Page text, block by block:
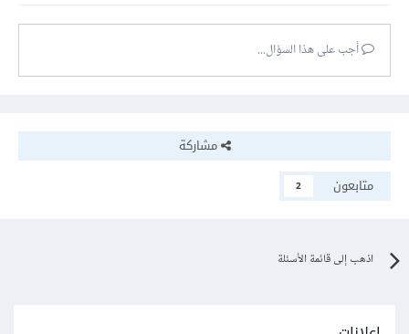
أجب على هذا السؤال...
مشاركة
متابعون
2
اذهب إلى قائمة الأسئلة